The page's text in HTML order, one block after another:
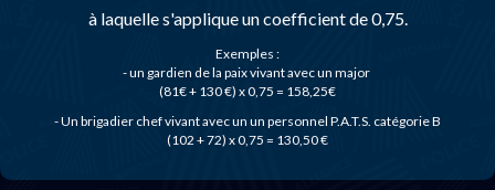
à laquelle s'applique un coefficient de 0,75.
Exemples :
- un gardien de la paix vivant avec un major
(81€ + 130 €) x 0,75 = 158,25€
- Un brigadier chef vivant avec un un personnel P.A.T.S. catégorie B
(102 + 72) x 0,75 = 130,50 €